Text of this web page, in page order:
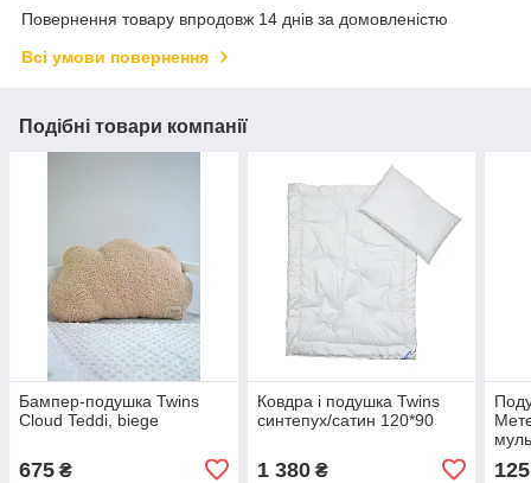
Повернення товару впродовж 14 днів за домовленістю
Всі умови повернення
Подібні товари компанії
Бампер-подушка Twins
Cloud Teddi, biege
675 ₴
Ковдра і подушка Twins
синтепух/сатин 120*90
1 380₴ 125